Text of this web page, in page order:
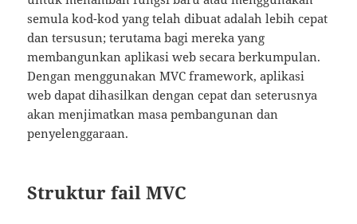
semula kod-kod yang telah dibuat adalah lebih cepat
dan tersusun; terutama bagi mereka yang
membangunkan aplikasi web secara berkumpulan.
Dengan menggunakan MVC framework, aplikasi
web dapat dihasilkan dengan cepat dan seterusnya
akan menjimatkan masa pembangunan dan
penyelenggaraan.
Struktur fail MVC